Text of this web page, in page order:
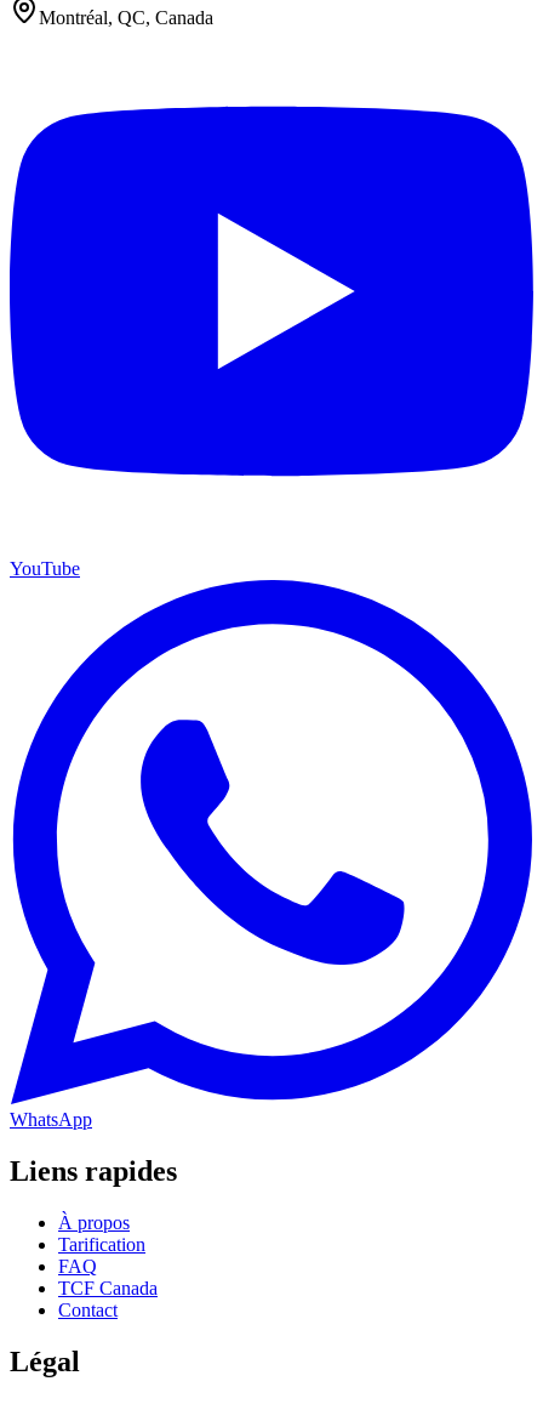
Montréal, QC, Canada
YouTube
WhatsApp
Liens rapides
À propos
Tarification
FAQ
TCF Canada
Contact
Légal